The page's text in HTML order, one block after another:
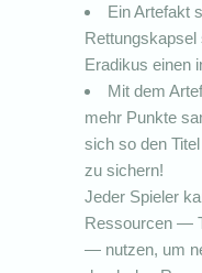
Ein Artefakt
Eradikus einen
Mit dem
mehr Punkte
sich so den
zu sichern!
Jeder Spieler
Ressourcen —
— nutzen, um